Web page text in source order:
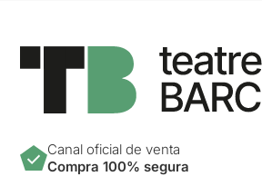
Canal oficial de venta
Compra 100% segura